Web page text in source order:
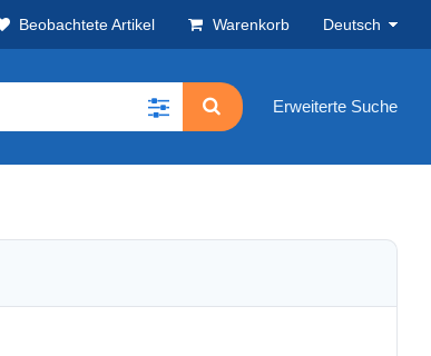
Beobachtete Artikel Warenkorb Deutsch
Erweiterte Suche